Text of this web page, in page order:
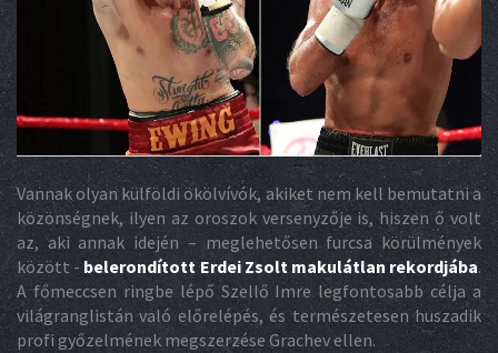
Vannak olyan külföldi ökölvívók, akiket nem kell bemutatni a
közönségnek, ilyen az oroszok versenyzője is, hiszen ő volt
az, aki annak idején – meglehetősen furcsa körülmények
között -belerondított Erdei Zsolt makulátlan rekordjába.
A főmeccsen ringbe lépő Szellő Imre legfontosabb célja a
világranglistán való előrelépés, és természetesen huszadik
profi győzelmének megszerzése Grachev ellen.